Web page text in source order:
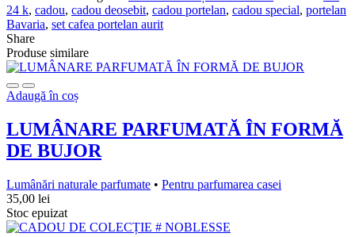
24 k, cadou, cadou deosebit, cadou portelan, cadou special, portelan
Bavaria, set cafea portelan aurit
Share
Produse similare
Adaugă în coș
LUMÂNARE PARFUMATĂ ÎN FORMĂ
DE BUJOR
Lumânări naturale parfumate • Pentru parfumarea casei
35,00 lei
Stoc epuizat